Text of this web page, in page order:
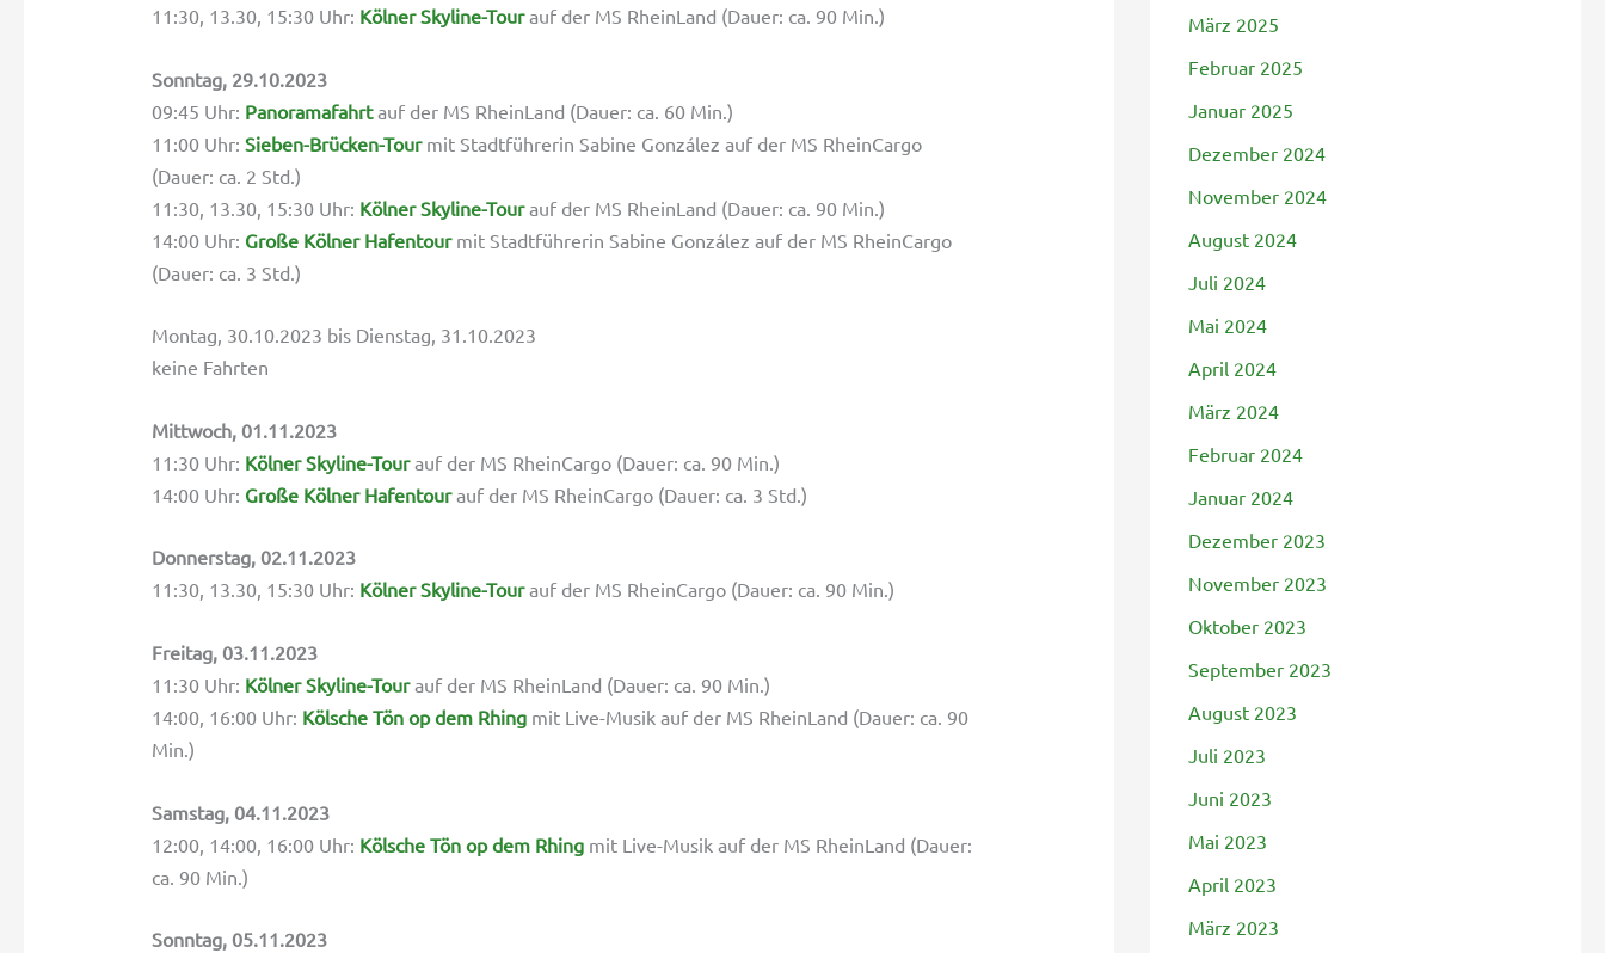
11:30, 13.30, 15:30 Uhr: Kölner Skyline-Tourauf der MS RheinLand (Dauer: ca. 90 Min.)
Sonntag, 29.10.2023
09:45 Uhr: Panoramafahrtauf der MS RheinLand (Dauer: ca. 60 Min.)
11:00 Uhr: Sieben-Brücken-Tourmit Stadtführerin Sabine González auf der MS RheinCargo
(Dauer: ca. 2 Std.)
11:30, 13.30, 15:30 Uhr: Kölner Skyline-Tourauf der MS RheinLand (Dauer: ca. 90 Min.)
14:00 Uhr: Große Kölner Hafentourmit Stadtführerin Sabine González auf der MS RheinCargo
(Dauer: ca. 3 Std.)
Montag, 30.10.2023 bis Dienstag, 31.10.2023
keine Fahrten
Mittwoch, 01.11.2023
11:30 Uhr: Kölner Skyline-Tourauf der MS RheinCargo (Dauer: ca. 90 Min.)
14:00 Uhr: Große Kölner Hafentourauf der MS RheinCargo (Dauer: ca. 3 Std.)
Donnerstag, 02.11.2023
11:30, 13.30, 15:30 Uhr: Kölner Skyline-Tourauf der MS RheinCargo (Dauer: ca. 90 Min.)
Freitag, 03.11.2023
11:30 Uhr: Kölner Skyline-Tourauf der MS RheinLand (Dauer: ca. 90 Min.)
14:00, 16:00 Uhr: Kölsche Tön op dem Rhingmit Live-Musik auf der MS RheinLand (Dauer: ca. 90
Min.)
Samstag, 04.11.2023
12:00, 14:00, 16:00 Uhr: Kölsche Tön op dem Rhingmit Live-Musik auf der MS RheinLand (Dauer:
ca. 90 Min.)
Sonntag, 05.11.2023
März 2025
Februar 2025
Januar 2025
Dezember 2024
November 2024
August 2024
Juli 2024
Mai 2024
April 2024
März 2024
Februar 2024
Januar 2024
Dezember 2023
November 2023
Oktober 2023
September 2023
August 2023
Juli 2023
Juni 2023
Mai 2023
April 2023
März 2023